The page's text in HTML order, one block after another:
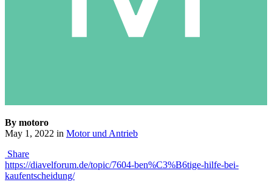
By motoro
May 1, 2022 in Motor und Antrieb
Share
https://diavelforum.de/topic/7604-ben%C3%B6tige-hilfe-bei-
kaufentscheidung/